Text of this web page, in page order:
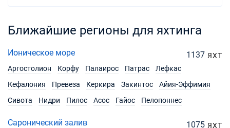
Забронировать
08/05/2027 - 15/05/2027
Забронировать
15/05/2027 - 22/05/2027
Ближайшие регионы для яхтинга
Ионическое море 1137 ЯХТ
Аргостолион
Корфу Палаирос Патрас
Лефкас
Кефалония
Превеза Керкира Закинтос
Айия-Эффимия
Сивота
Нидри Пилос Асос Гайос Пелопоннес
Саронический залив 1075 ЯХТ